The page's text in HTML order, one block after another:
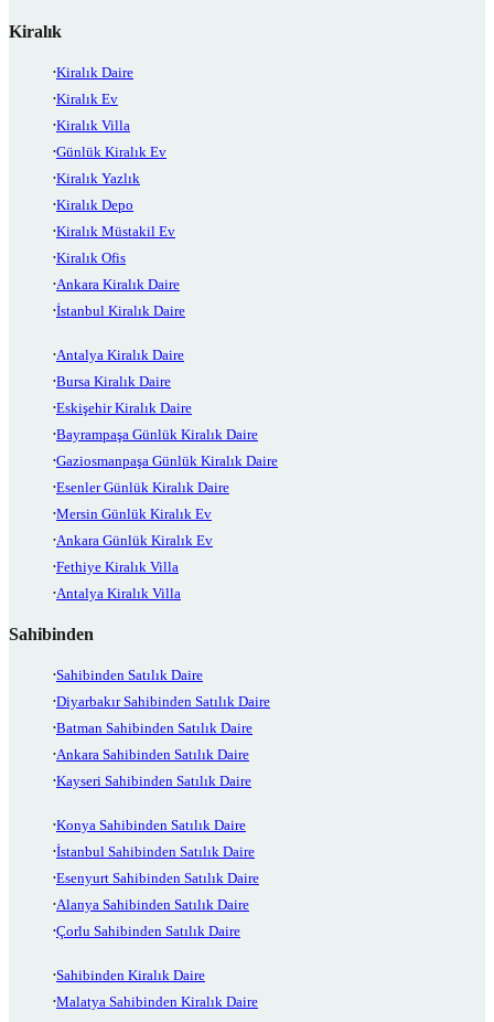
Kiralık
Kiralık Daire
Kiralık Ev
Kiralık Villa
Günlük Kiralık Ev
Kiralık Yazlık
Kiralık Depo
Kiralık Müstakil Ev
Kiralık Ofis
Ankara Kiralık Daire
İstanbul Kiralık Daire
Antalya Kiralık Daire
Bursa Kiralık Daire
Eskişehir Kiralık Daire
Bayrampaşa Günlük Kiralık Daire
Gaziosmanpaşa Günlük Kiralık Daire
Esenler Günlük Kiralık Daire
Mersin Günlük Kiralık Ev
Ankara Günlük Kiralık Ev
Fethiye Kiralık Villa
Antalya Kiralık Villa
Sahibinden
Sahibinden Satılık Daire
Diyarbakır Sahibinden Satılık Daire
Batman Sahibinden Satılık Daire
Ankara Sahibinden Satılık Daire
Kayseri Sahibinden Satılık Daire
Konya Sahibinden Satılık Daire
İstanbul Sahibinden Satılık Daire
Esenyurt Sahibinden Satılık Daire
Alanya Sahibinden Satılık Daire
Çorlu Sahibinden Satılık Daire
Sahibinden Kiralık Daire
Malatya Sahibinden Kiralık Daire